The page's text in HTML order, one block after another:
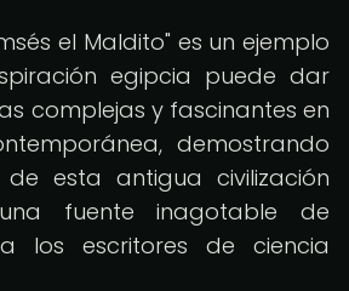
el Maldito" es un ejemplo
egipcia puede dar
complejas y fascinantes en
demostrando
esta antigua civilización
fuente inagotable de
los escritores de ciencia